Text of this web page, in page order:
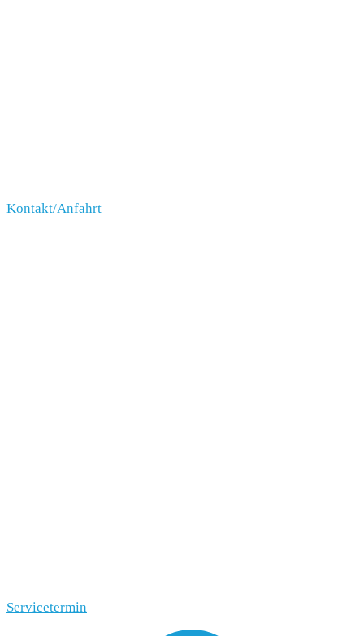
Kontakt/Anfahrt
Servicetermin